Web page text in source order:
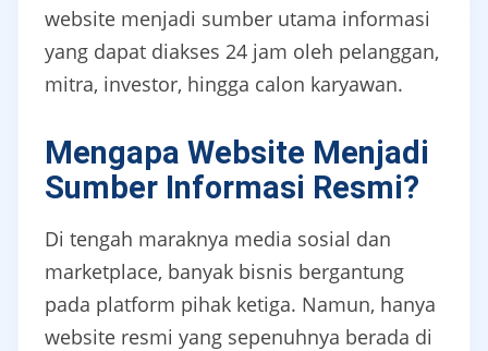
website menjadi sumber utama informasi
yang dapat diakses 24 jam oleh pelanggan,
mitra, investor, hingga calon karyawan.
Mengapa Website Menjadi
Sumber Informasi Resmi?
Di tengah maraknya media sosial dan
marketplace, banyak bisnis bergantung
pada platform pihak ketiga. Namun, hanya
website resmi yang sepenuhnya berada di